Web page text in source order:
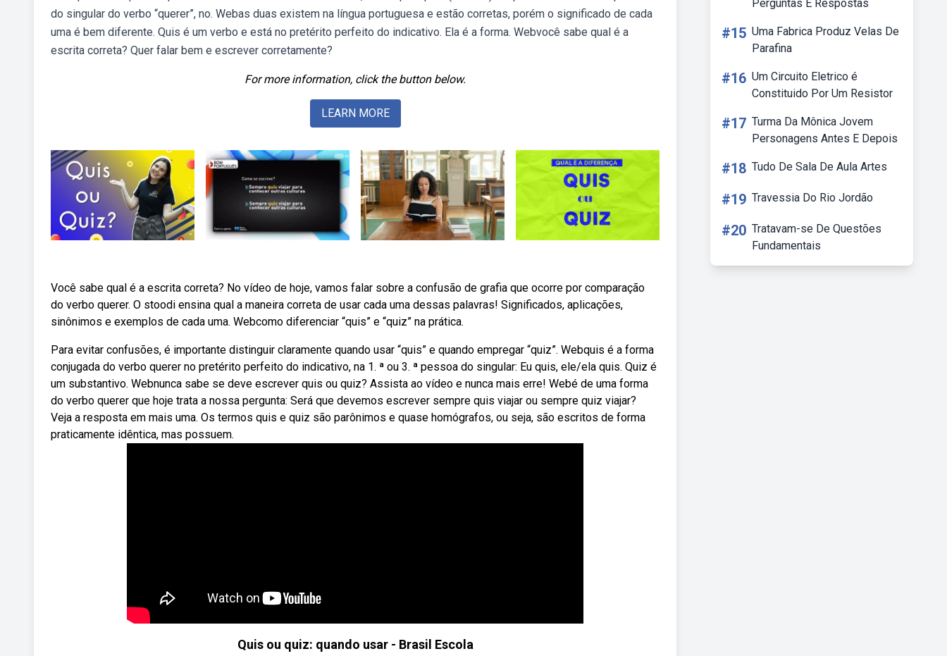
do singular do verbo “querer”, no. Webas duas existem na língua portuguesa e estão corretas, porém o significado de cada
uma é bem diferente. Quis é um verbo e está no pretérito perfeito do indicativo. Ela é a forma. Webvocê sabe qual é a
escrita correta? Quer falar bem e escrever corretamente?
For more information, click the button below.
LEARN MORE
Você sabe qual é a escrita correta? No vídeo de hoje, vamos falar sobre a confusão de grafia que ocorre por comparação
do verbo querer. O stoodi ensina qual a maneira correta de usar cada uma dessas palavras! Significados, aplicações,
sinônimos e exemplos de cada uma. Webcomo diferenciar “quis” e “quiz” na prática.
Para evitar confusões, é importante distinguir claramente quando usar “quis” e quando empregar “quiz”. Webquis é a forma
conjugada do verbo querer no pretérito perfeito do indicativo, na 1. ª ou 3. ª pessoa do singular: Eu quis, ele/ela quis. Quiz é
um substantivo. Webnunca sabe se deve escrever quis ou quiz? Assista ao vídeo e nunca mais erre! Webé de uma forma
do verbo querer que hoje trata a nossa pergunta: Será que devemos escrever sempre quis viajar ou sempre quiz viajar?
Veja a resposta em mais uma. Os termos quis e quiz são parônimos e quase homógrafos, ou seja, são escritos de forma
praticamente idêntica, mas possuem.
Quis ou quiz: quando usar - Brasil Escola
Perguntas E Respostas
#15 Uma Fabrica Produz Velas De
Parafina
#16 Um Circuito Eletrico é
Constituido Por Um Resistor
#17 Turma Da Mônica Jovem
Personagens Antes E Depois
#18 Tudo De Sala De Aula Artes
#19 Travessia Do Rio Jordão
#20 Tratavam-se De Questões
Fundamentais